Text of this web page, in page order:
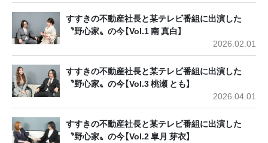
すすきの不動産社長と某テレビ番組に出演した
〝野心家〟の今【Vol.1 南 真白】
2026.02.01
すすきの不動産社長と某テレビ番組に出演した
〝野心家〟の今【Vol.3 桃瀬 とも】
2026.04.01
すすきの不動産社長と某テレビ番組に出演した
〝野心家〟の今【Vol.2 皐月 芽衣】